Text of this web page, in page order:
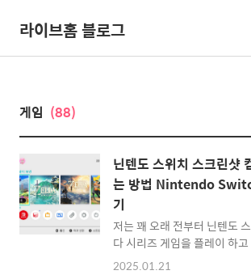
라이브홈 블로그
게임 (88)
닌텐도 스위치 스크린샷
는 방법 Nintendo
기
저는 꽤 오래 전부터 닌텐도
다 시리즈 게임을 플레이 하
날 문득 저장해두었던 스샷(스
2025.01.21